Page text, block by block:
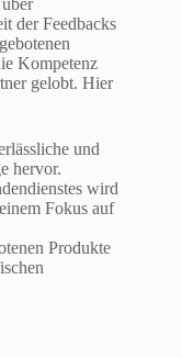
der Feedbacks
Kompetenz
gelobt. Hier
und
hervor.
wird
Fokus auf
Produkte